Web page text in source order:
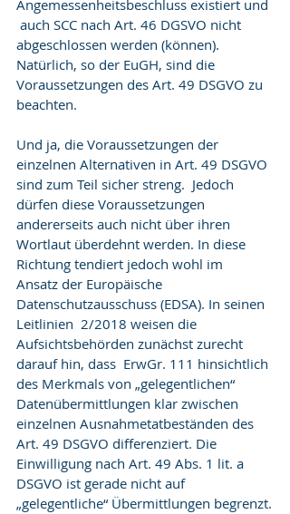
Angemessenheitsbeschluss existiert und
auch SCC nach Art. 46 DGSVO nicht
abgeschlossen werden (können).
Natürlich, so der EuGH, sind die
Voraussetzungen des Art. 49 DSGVO zu
beachten.
Und ja, die Voraussetzungen der
einzelnen Alternativen in Art. 49 DSGVO
sind zum Teil sicher streng.  Jedoch
dürfen diese Voraussetzungen
andererseits auch nicht über ihren
Wortlaut überdehnt werden. In diese
Richtung tendiert jedoch wohl im
Ansatz der Europäische
Datenschutzausschuss (EDSA). In seinen
Leitlinien  2/2018 weisen die
Aufsichtsbehörden zunächst zurecht
darauf hin, dass  ErwGr. 111 hinsichtlich
des Merkmals von „gelegentlichen“
Datenübermittlungen klar zwischen
einzelnen Ausnahmetatbeständen des
Art. 49 DSGVO differenziert. Die
Einwilligung nach Art. 49 Abs. 1 lit. a
DSGVO ist gerade nicht auf
„gelegentliche“ Übermittlungen begrenzt.